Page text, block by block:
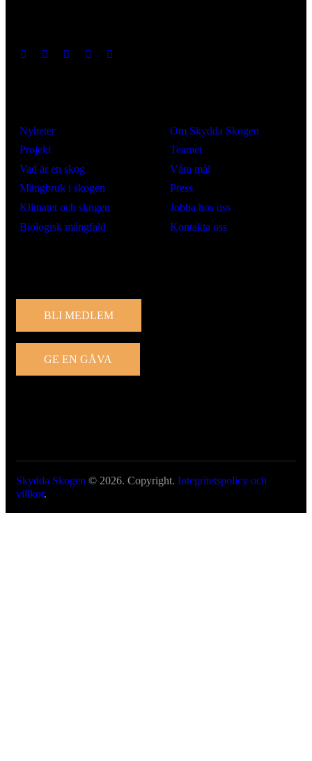
Nyheter
Projekt
Vad är en skog
Mångbruk i skogen
Klimatet och skogen
Biologisk mångfald
Om Skydda Skogen
Teamet
Våra mål
Press
Jobba hos oss
Kontakta oss
BLI MEDLEM
GE EN GÅVA
Skydda Skogen © 2026. Copyright. Integritetspolicy och
villkor.